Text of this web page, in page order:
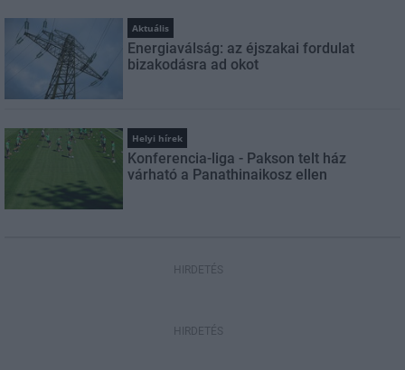
Aktuális
Energiaválság: az éjszakai fordulat
bizakodásra ad okot
Helyi hírek
Konferencia-liga - Pakson telt ház
várható a Panathinaikosz ellen
HIRDETÉS
HIRDETÉS